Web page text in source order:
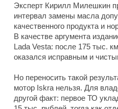
Эксперт Кирилл Милешкин
интервал замены масла
качественного продукта и
В качестве аргумента
Lada Vesta: после 175 тыс.
оказался исправным и
Но переносить такой
мотор Iskra нельзя. Для
другой факт: первое ТО